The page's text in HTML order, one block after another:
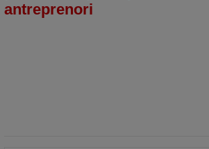
antreprenori